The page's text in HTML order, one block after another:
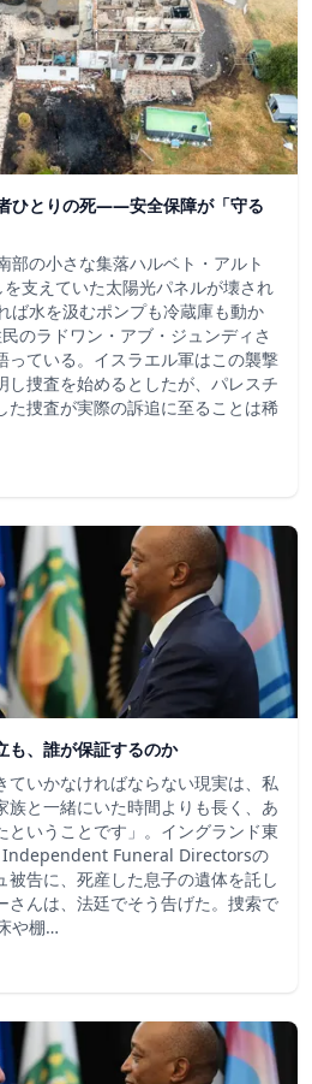
ひとりの死——安全保障が「守る
部の小さな集落ハルベト・アルト
支えていた太陽光パネルが壊され
ば水を汲むポンプも冷蔵庫も動か
のラドワン・アブ・ジュンディさ
っている。イスラエル軍はこの襲撃
し捜査を始めるとしたが、パレスチ
た捜査が実際の訴追に至ることは稀
も、誰が保証するのか
ていかなければならない現実は、私
族と一緒にいた時間よりも長く、あ
ということです」。イングランド東
Independent Funeral Directorsの
被告に、死産した息子の遺体を託し
さんは、法廷でそう告げた。捜索で
や棚…